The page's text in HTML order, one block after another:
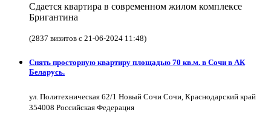
Сдается квартира в современном жилом комплексе
Бригантина
(2837 визитов с 21-06-2024 11:48)
Снять просторную квартиру площадью 70 кв.м. в Сочи в АК
Беларусь.
ул. Политехническая 62/1 Новый Сочи Сочи, Краснодарский край
354008 Российская Федерация